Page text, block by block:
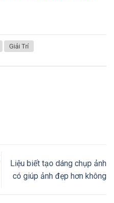
Giải Trí
Liệu biết tạo dáng chụp ảnh
có giúp ảnh đẹp hơn không